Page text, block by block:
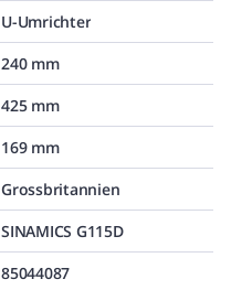
U-Umrichter
240 mm
425 mm
169 mm
Grossbritannien
SINAMICS G115D
85044087